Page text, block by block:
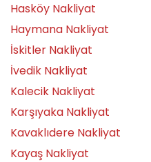
Hasköy Nakliyat
Haymana Nakliyat
İskitler Nakliyat
İvedik Nakliyat
Kalecik Nakliyat
Karşıyaka Nakliyat
Kavaklıdere Nakliyat
Kayaş Nakliyat